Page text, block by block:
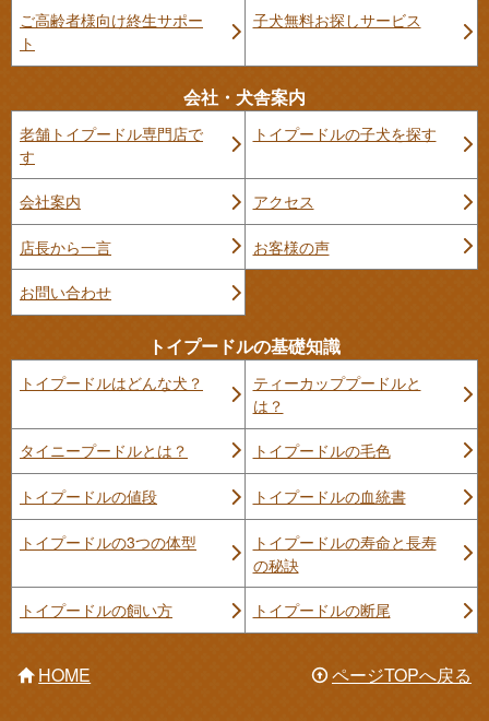
ご高齢者様向け終生サポー
ト
子犬無料お探しサービス
会社・犬舎案内
老舗トイプードル専門店で
す
トイプードルの子犬を探す
会社案内 アクセス
店長から一言 お客様の声
お問い合わせ
トイプードルの基礎知識
トイプードルはどんな犬？
ティーカッププードルと
は？
タイニープードルとは？ トイプードルの毛色
トイプードルの値段 トイプードルの血統書
トイプードルの3つの体型
トイプードルの寿命と長寿
の秘訣
トイプードルの飼い方 トイプードルの断尾
HOME ページTOPへ戻る